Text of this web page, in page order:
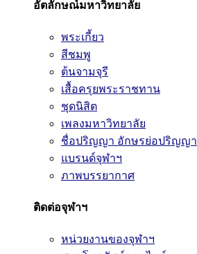
อัตลักษณ์มหาวิทยาลัย
พระเกี้ยว
สีชมพู
ต้นจามจุรี
เสื้อครุยพระราชทาน
ชุดนิสิต
เพลงมหาวิทยาลัย
ชื่อปริญญา อักษรย่อปริญญา
แบรนด์จุฬาฯ
ภาพบรรยากาศ
ติดต่อจุฬาฯ
หน่วยงานของจุฬาฯ